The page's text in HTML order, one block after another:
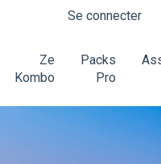
Se connecter
Ze
Kombo
Packs
Pro